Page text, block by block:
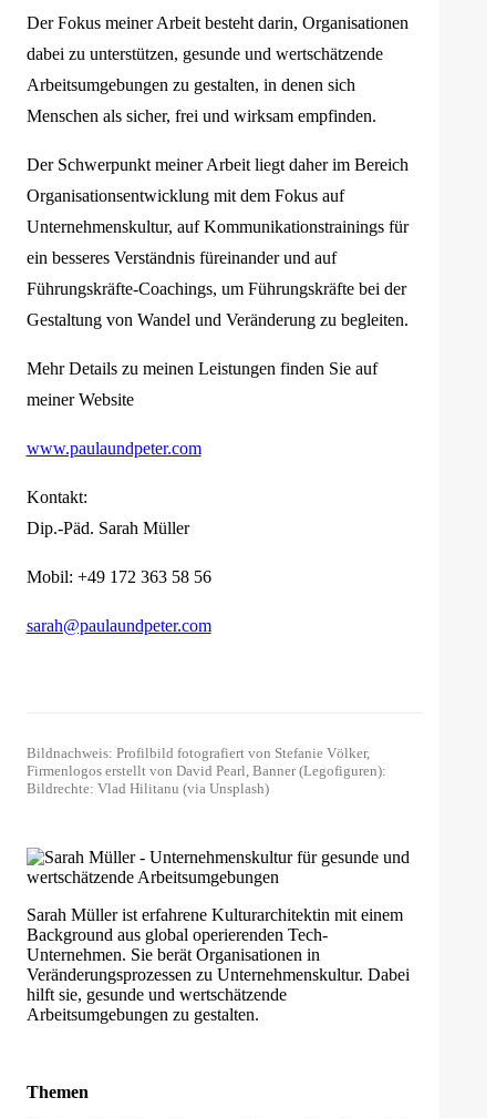
Der Fokus meiner Arbeit besteht darin, Organisationen
dabei zu unterstützen, gesunde und wertschätzende
Arbeitsumgebungen zu gestalten, in denen sich
Menschen als sicher, frei und wirksam empfinden.
Der Schwerpunkt meiner Arbeit liegt daher im Bereich
Organisationsentwicklung mit dem Fokus auf
Unternehmenskultur, auf Kommunikationstrainings für
ein besseres Verständnis füreinander und auf
Führungskräfte-Coachings, um Führungskräfte bei der
Gestaltung von Wandel und Veränderung zu begleiten.
Mehr Details zu meinen Leistungen finden Sie auf
meiner Website
www.paulaundpeter.com
Kontakt:
Dip.-Päd. Sarah Müller
Mobil: +49 172 363 58 56
sarah@paulaundpeter.com
Bildnachweis: Profilbild fotografiert von Stefanie Völker,
Firmenlogos erstellt von David Pearl, Banner (Legofiguren):
Bildrechte: Vlad Hilitanu (via Unsplash)
Sarah Müller ist erfahrene Kulturarchitektin mit einem
Background aus global operierenden Tech-
Unternehmen. Sie berät Organisationen in
Veränderungsprozessen zu Unternehmenskultur. Dabei
hilft sie, gesunde und wertschätzende
Arbeitsumgebungen zu gestalten.
Themen